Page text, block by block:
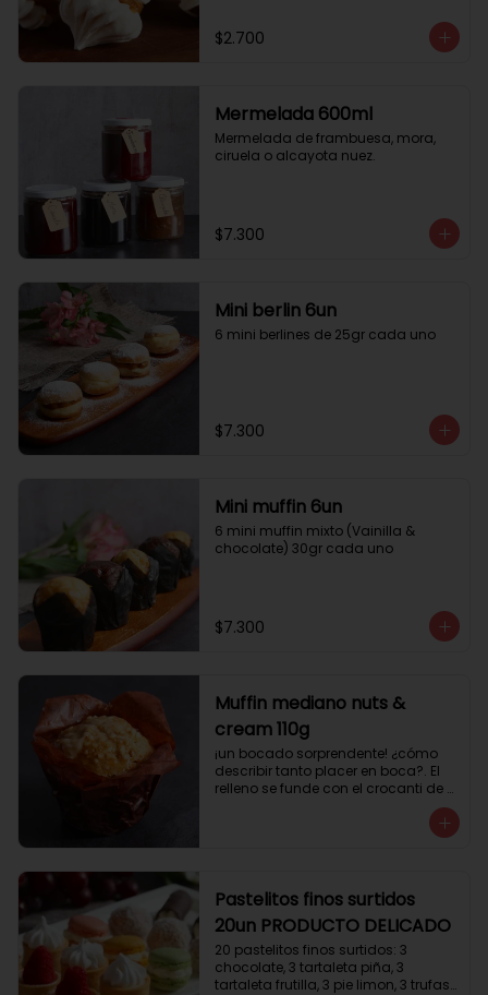
$2.700
Mermelada 600ml
Mermelada de frambuesa, mora,
ciruela o alcayota nuez.
$7.300
Mini berlin 6un
6 mini berlines de 25gr cada uno
$7.300
Mini muffin 6un
6 mini muffin mixto (Vainilla &
chocolate) 30gr cada uno
$7.300
Muffin mediano nuts &
cream 110g
¡un bocado sorprendente! ¿cómo
describir tanto placer en boca?. El
relleno se funde con el crocanti de
avellanas que potencia su masa
exquisita. Esponjosa masa de color
tostado y sabor vainilla que incluye
Relleno de crema de leche con
avellanas (15%) y decorado con
crocanti de avellanas.
Pastelitos finos surtidos
20un PRODUCTO DELICADO
20 pastelitos finos surtidos: 3
chocolate, 3 tartaleta piña, 3
tartaleta frutilla, 3 pie limon, 3 trufas